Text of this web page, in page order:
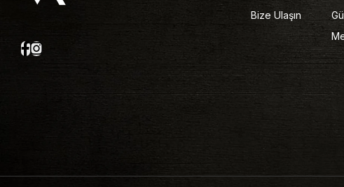
Bize Ulaşın